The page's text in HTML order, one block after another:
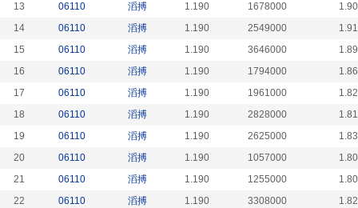
13
06110 滔搏 1.190 1678000
14
06110 滔搏 1.190 2549000
15
06110 滔搏 1.190 3646000
16
06110 滔搏 1.190 1794000
17
06110 滔搏 1.190 1961000
18
06110 滔搏 1.190 2828000
19
06110 滔搏 1.190 2625000
20
06110 滔搏 1.190 1057000
21
06110 滔搏 1.190 1255000
22
06110 滔搏 1.190 3308000